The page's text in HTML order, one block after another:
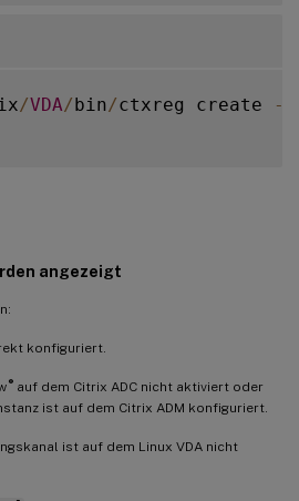
/VDA/bin/ctxreg create -
angezeigt
konfiguriert.
®auf dem Citrix ADC nicht aktiviert oder
ist auf dem Citrix ADM konfiguriert.
ist auf dem Linux VDA nicht